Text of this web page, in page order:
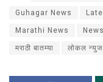
Guhagar News
Marathi News
मराठी बातम्या लोकल न्युज